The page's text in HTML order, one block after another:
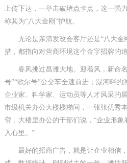
上传下达，一举击破堵点卡点，这一强
称其为“八大金刚”护航。
无论是亲清发改会客厅还是“八大金
措，都指向对营商环境这个金字招牌的追
春风拂过昌潍大地。迎着风，新命名
号”“歌尔号”公交车全速前进；浞河畔
企业家、科学家、运动员等人才风采的
市级机关办公大楼楼梯间，一张张优秀
帘，大楼里办公的干部们说，“企业形
入心里。”
最好的招商广告，就是让企业相信，